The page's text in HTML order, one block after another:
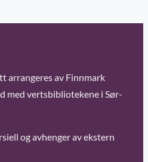
arrangeres av Finnmark
med vertsbibliotekene i Sør-
og avhenger av ekstern